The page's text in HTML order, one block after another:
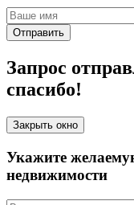
Отправить
Запрос
спасибо!
Закрыть окно
Укажите
недвижимости